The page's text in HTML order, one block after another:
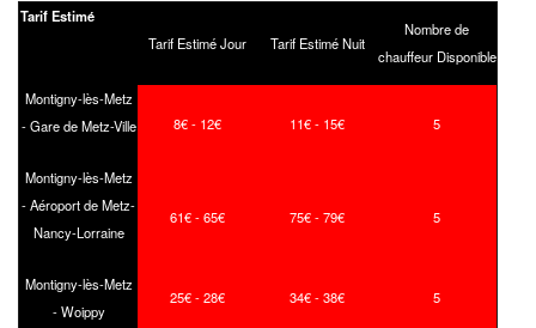
Tarif Estimé
Tarif Estimé Jour
Tarif Estimé Nuit
Nombre de
chauffeur Disponible
Montigny-lès-Metz
- Gare de Metz-Ville
8€ - 12€ 11€ - 15€ 5
Montigny-lès-Metz
- Aéroport de Metz-
Nancy-Lorraine
61€ - 65€ 75€ - 79€ 5
Montigny-lès-Metz
- Woippy
25€ - 28€ 34€ - 38€ 5